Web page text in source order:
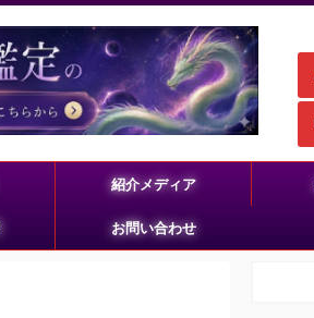
紹介メディア
お問い合わせ